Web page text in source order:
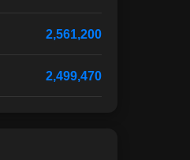
2,561,200
2,499,470